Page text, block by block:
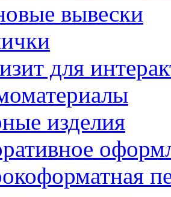
вывески
для
изделия